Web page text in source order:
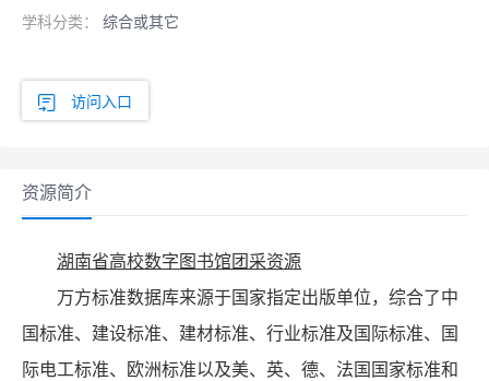
学科分类： 综合或其它
访问入口
资源简介
湖南省高校数字图书馆团采资源
万方标准数据库来源于国家指定出版单位，综合了中
国标准、建设标准、建材标准、行业标准及国际标准、国
际电工标准、欧洲标准以及美、英、德、法国国家标准和